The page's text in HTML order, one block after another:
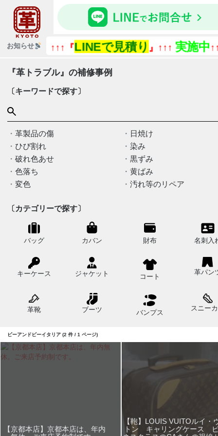
お知らせ ↑↑↑『LINEで見積り』↑↑↑実施中
『革トラブル』の補修事例
〔キーワードで探す〕
革製品の傷
日焼け
ひび割れ
染み
破れ色あせ
黒ずみ
色落ち
黄ばみ
変色
汚れ等のリペア
〔カテゴリーで探す〕
バッグ カバン 財布 名刺入
キーケース ジャケット コート
革パン
革靴 ブーツ バンプス
スニー
ビーアンドビーイタリア (2 件 / 1 ページ)
【京都本店】京都本店は、年内
【鞄】LOUIS VUITOルイ・
トン キャリングケース